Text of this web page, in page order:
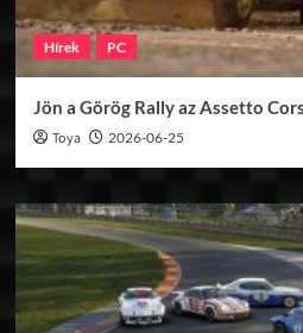
Hírek PC
Jön a Görög Rally az Assetto
Toya 2026-06-25